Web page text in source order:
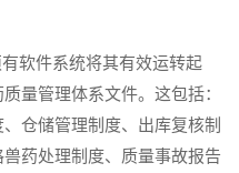
软件系统将其有效运转起
量管理体系文件。这包括：
仓储管理制度、出库复核制
药处理制度、质量事故报告